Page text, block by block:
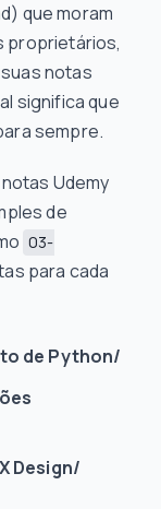
que moram
proprietários,
notas
significa que
sempre.
Udemy
de
03-
para cada
de Python/
Design/